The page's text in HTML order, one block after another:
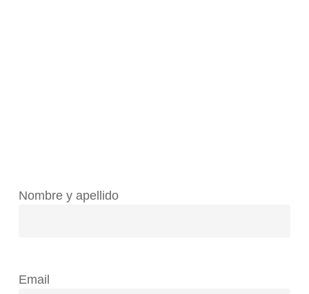
Nombre y apellido
Email